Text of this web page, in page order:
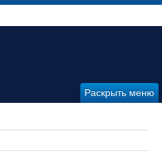
Раскрыть меню